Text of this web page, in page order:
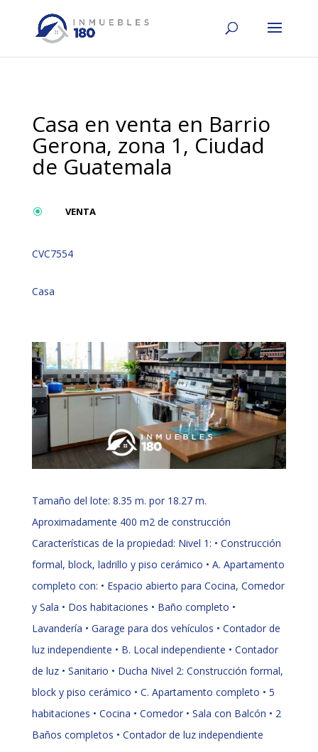
Casa en venta en Barrio
Gerona, zona 1, Ciudad
de Guatemala
\ VENTA
CVC7554
Casa
Tamaño del lote: 8.35 m. por 18.27 m.
Aproximadamente 400 m2 de construcción
Características de la propiedad: Nivel 1: • Construcción
formal, block, ladrillo y piso cerámico • A. Apartamento
completo con: • Espacio abierto para Cocina, Comedor
y Sala • Dos habitaciones • Baño completo •
Lavandería • Garage para dos vehículos • Contador de
luz independiente • B. Local independiente • Contador
de luz • Sanitario • Ducha Nivel 2: Construcción formal,
block y piso cerámico • C. Apartamento completo • 5
habitaciones • Cocina • Comedor • Sala con Balcón • 2
Baños completos • Contador de luz independiente